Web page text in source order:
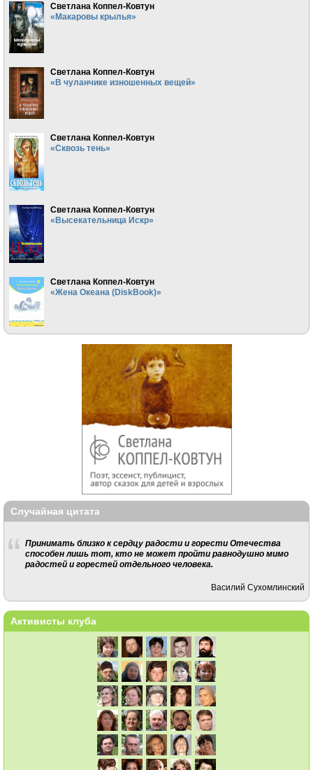
Светлана Коппел-Ковтун
«Макаровы крылья»
Светлана Коппел-Ковтун
«В чуланчике изношенных вещей»
Светлана Коппел-Ковтун
«Сквозь тень»
Светлана Коппел-Ковтун
«Высекательница Искр»
Светлана Коппел-Ковтун
«Жена Океана (DiskBook)»
Случайная цитата
Принимать близко к сердцу радости и горести Оте­чества
способен лишь тот, кто не может пройти равно­душно мимо
радостей и горестей отдельного человека.
Василий Сухомлинский
Активисты клуба